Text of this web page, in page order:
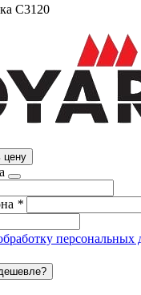
цену
*
персональных